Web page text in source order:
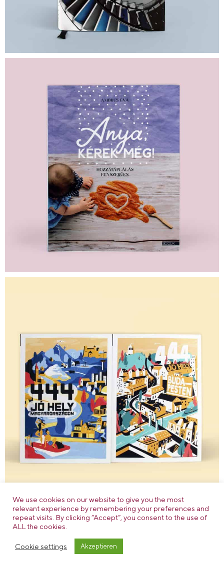
We use cookies on our website to give you the most
relevant experience by remembering your preferences and
repeat visits. By clicking “Accept”, you consent to the use of
ALL the cookies.
Cookie settings Akzeptieren